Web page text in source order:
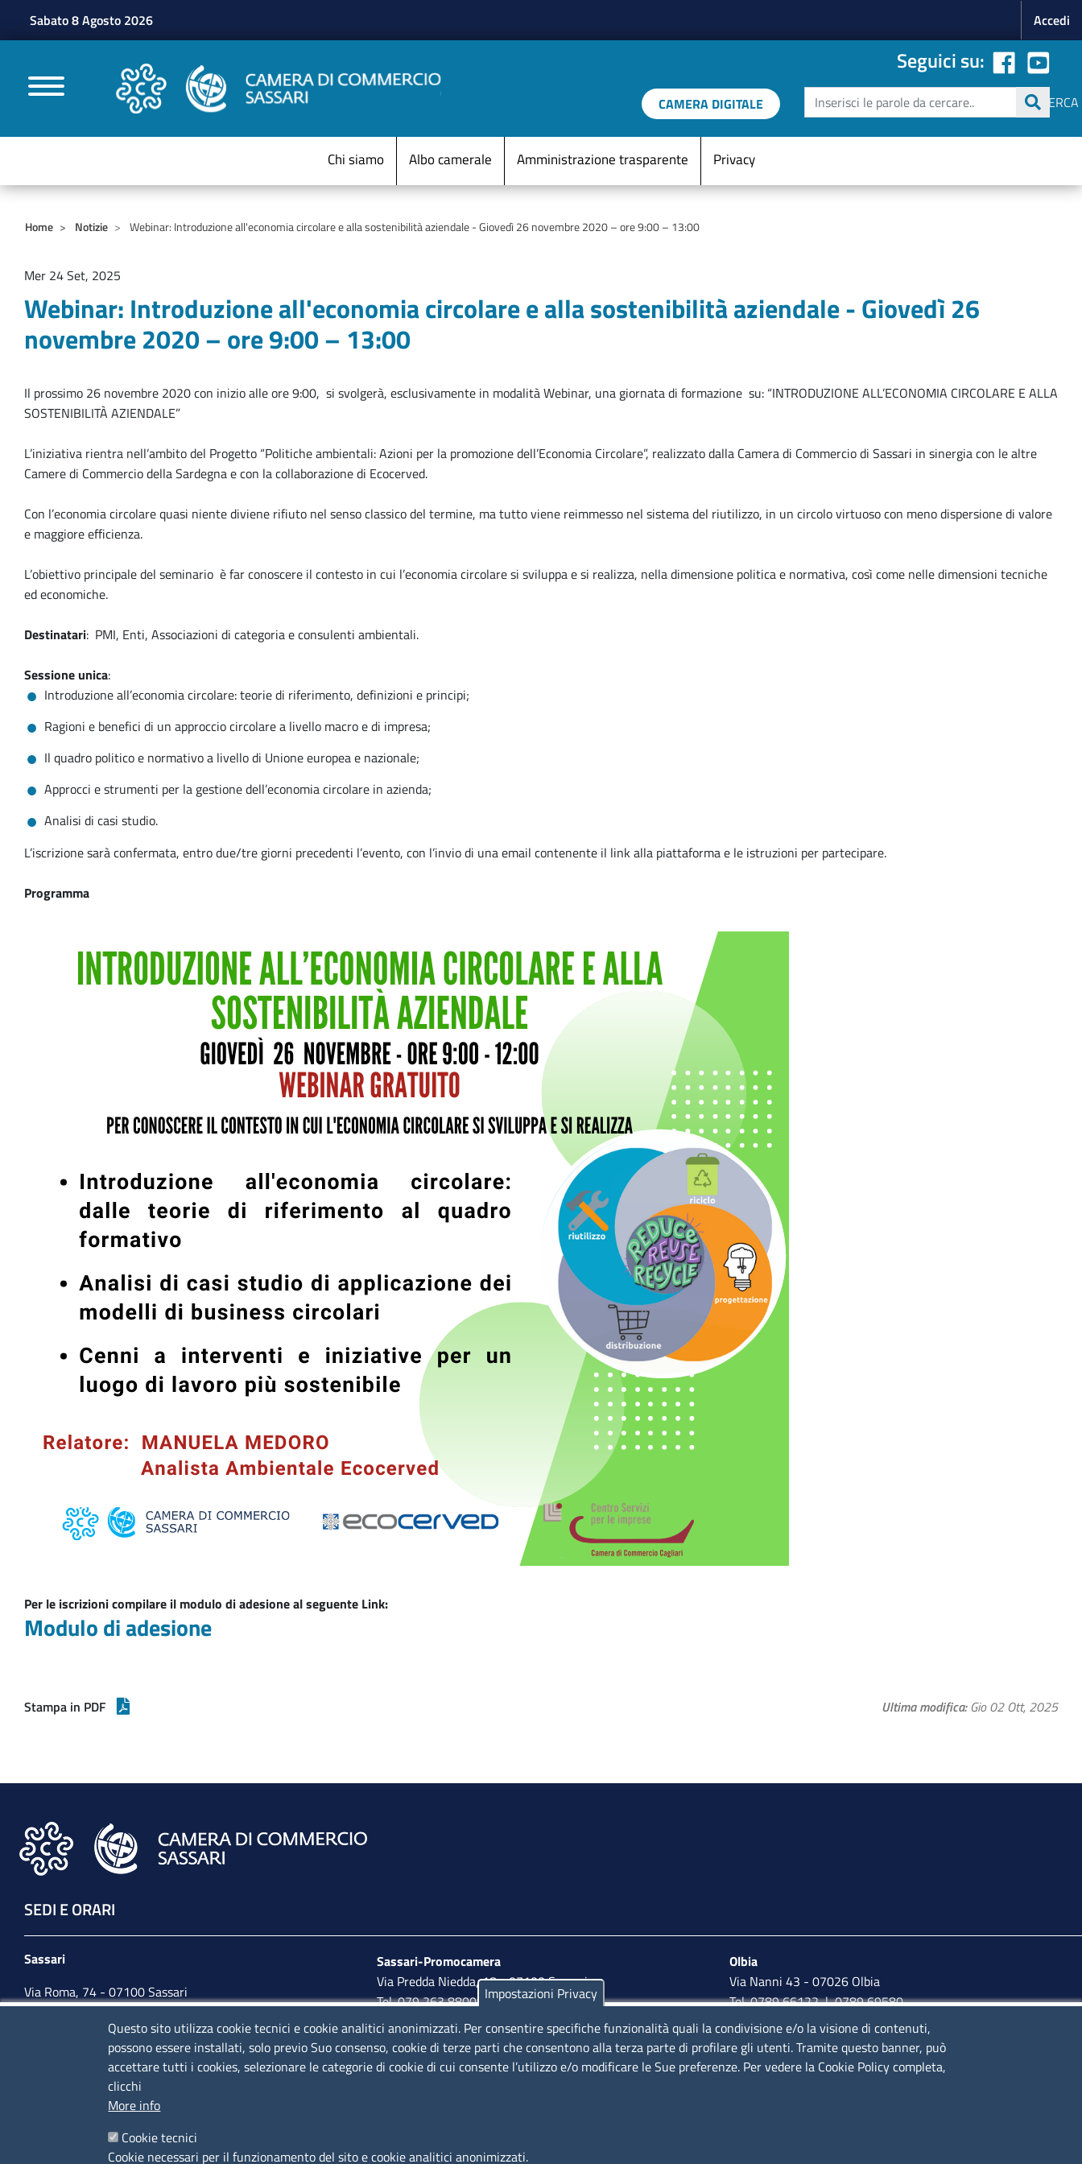
Sabato 8 Agosto 2026 Accedi
CAMERE DI COMMERCIO D'ITALIA
Seguici su:
CAMERA DIGITALE Cerca
CERCA
Menu Statico
Chi siamo Albo camerale Amministrazione trasparente Privacy
Home Notizie Webinar: Introduzione all'economia circolare e alla sostenibilità aziendale - Giovedì 26 novembre 2020 – ore 9:00 – 13:00
Mer 24 Set, 2025
Webinar: Introduzione all'economia circolare e alla sostenibilità aziendale - Giovedì 26
novembre 2020 – ore 9:00 – 13:00
Il prossimo 26 novembre 2020 con inizio alle ore 9:00, si svolgerà, esclusivamente in modalità Webinar, una giornata di formazione su: “INTRODUZIONE ALL’ECONOMIA CIRCOLARE E ALLA
SOSTENIBILITÀ AZIENDALE”
L’iniziativa rientra nell’ambito del Progetto “Politiche ambientali: Azioni per la promozione dell’Economia Circolare”, realizzato dalla Camera di Commercio di Sassari in sinergia con le altre
Camere di Commercio della Sardegna e con la collaborazione di Ecocerved.
Con l’economia circolare quasi niente diviene rifiuto nel senso classico del termine, ma tutto viene reimmesso nel sistema del riutilizzo, in un circolo virtuoso con meno dispersione di valore
e maggiore efficienza.
L’obiettivo principale del seminario è far conoscere il contesto in cui l’economia circolare si sviluppa e si realizza, nella dimensione politica e normativa, così come nelle dimensioni tecniche
ed economiche.
Destinatari: PMI, Enti, Associazioni di categoria e consulenti ambientali.
Sessione unica:
Introduzione all’economia circolare: teorie di riferimento, definizioni e principi;
Ragioni e benefici di un approccio circolare a livello macro e di impresa;
Il quadro politico e normativo a livello di Unione europea e nazionale;
Approcci e strumenti per la gestione dell’economia circolare in azienda;
Analisi di casi studio.
L’iscrizione sarà confermata, entro due/tre giorni precedenti l’evento, con l’invio di una email contenente il link alla piattaforma e le istruzioni per partecipare.
Programma
Per le iscrizioni compilare il modulo di adesione al seguente Link:
Modulo di adesione
Stampa in PDF Ultima modifica Gio 02 Ott, 2025
SEDI E ORARI
Sassari
Via Roma, 74 - 07100 Sassari
Tel. 079 2080274
lunedì - venerdì: 10,00 - 13,00; mercoledì pomeriggio:
Sassari-Promocamera
Via Predda Niedda, 18 - 07100 Sassari
Tel. 079 263 8800 | Fax 079 2638810
lunedì al venerdì: 10,00 - 13,00; mercoledì pomeriggio:
15,30 - 17,00
Olbia
Via Nanni 43 - 07026 Olbia
Tel. 0789 66122 | 0789 69580
mail:ufficio.olbia@ss.camcom.it
lunedì al venerdì: 9,00 - 12,00; lunedì pomeriggio: 16,00 -
17,00
Impostazioni Privacy
Questo sito utilizza cookie tecnici e cookie analitici anonimizzati. Per consentire specifiche funzionalità quali la condivisione e/o la visione di contenuti,
possono essere installati, solo previo Suo consenso, cookie di terze parti che consentono alla terza parte di profilare gli utenti. Tramite questo banner, può
accettare tutti i cookies, selezionare le categorie di cookie di cui consente l’utilizzo e/o modificare le Sue preferenze. Per vedere la Cookie Policy completa,
clicchi
More info
Cookie tecnici
Cookie necessari per il funzionamento del sito e cookie analitici anonimizzati.